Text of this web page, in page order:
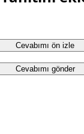
Cevabımı ön izle
Cevabımı gönder